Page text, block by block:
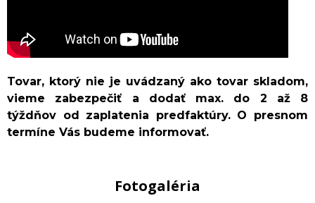
Tovar, ktorý nie je uvádzaný ako tovar skladom,
vieme zabezpečiť a dodať max. do 2 až 8
týždňov od zaplatenia predfaktúry. O presnom
termíne Vás budeme informovať.
Fotogaléria